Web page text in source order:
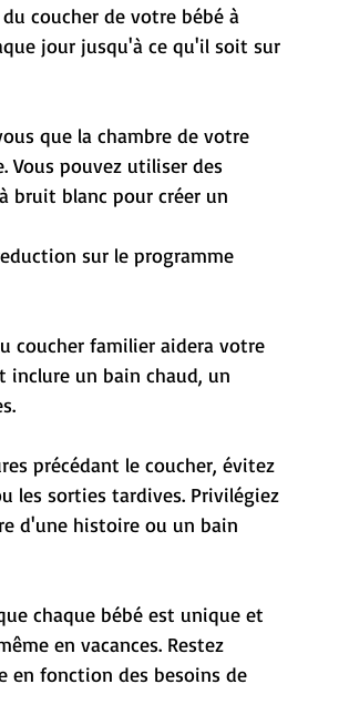
coucher de votre bébé à
jour jusqu'à ce qu'il soit sur
que la chambre de votre
Vous pouvez utiliser des
bruit blanc pour créer un
sur le programme
coucher familier aidera votre
inclure un bain chaud, un
précédant le coucher, évitez
les sorties tardives. Privilégiez
d'une histoire ou un bain
chaque bébé est unique et
en vacances. Restez
en fonction des besoins de